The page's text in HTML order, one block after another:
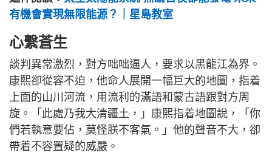
有機會實現無限能源？｜星島教室
心繫蒼生
談判異常激烈，對方咄咄逼人，要求以黑龍江為界。
康熙卻從容不迫，他命人展開一幅巨大的地圖，指着
上面的山川河流，用流利的滿語和蒙古語跟對方周
旋。「此處乃我大清疆土，」康熙指着地圖說，「你
們若執意要佔，莫怪朕不客氣。」他的聲音不大，卻
帶着不容置疑的威嚴。